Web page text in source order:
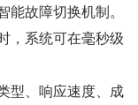
能故障切换机制。
，系统可在毫秒级
型、响应速度、成